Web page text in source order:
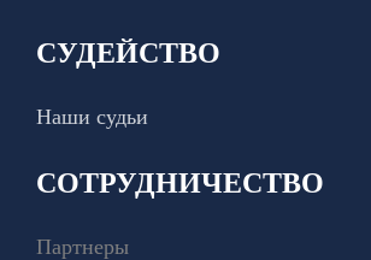
СУДЕЙСТВО
Наши судьи
СОТРУДНИЧЕСТВО
Партнеры